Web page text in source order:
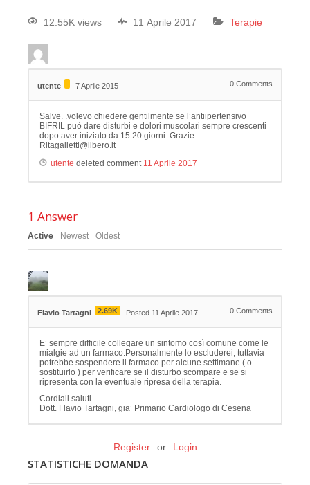
12.55K views 11 Aprile 2017 Terapie
utente 7 Aprile 2015 0 Comments
Salve. .volevo chiedere gentilmente se l’antiipertensivo
BIFRIL può dare disturbi e dolori muscolari sempre crescenti
dopo aver iniziato da 15 20 giorni. Grazie
Ritagalletti@libero.it
utente deleted comment 11 Aprile 2017
1 Answer
Active Newest Oldest
Flavio Tartagni 2.69K Posted 11 Aprile 2017 0 Comments
E’ sempre difficile collegare un sintomo così comune come le
mialgie ad un farmaco.Personalmente lo escluderei, tuttavia
potrebbe sospendere il farmaco per alcune settimane ( o
sostituirlo ) per verificare se il disturbo scompare e se si
ripresenta con la eventuale ripresa della terapia.
Cordiali saluti
Dott. Flavio Tartagni, gia’ Primario Cardiologo di Cesena
Register or Login
STATISTICHE DOMANDA